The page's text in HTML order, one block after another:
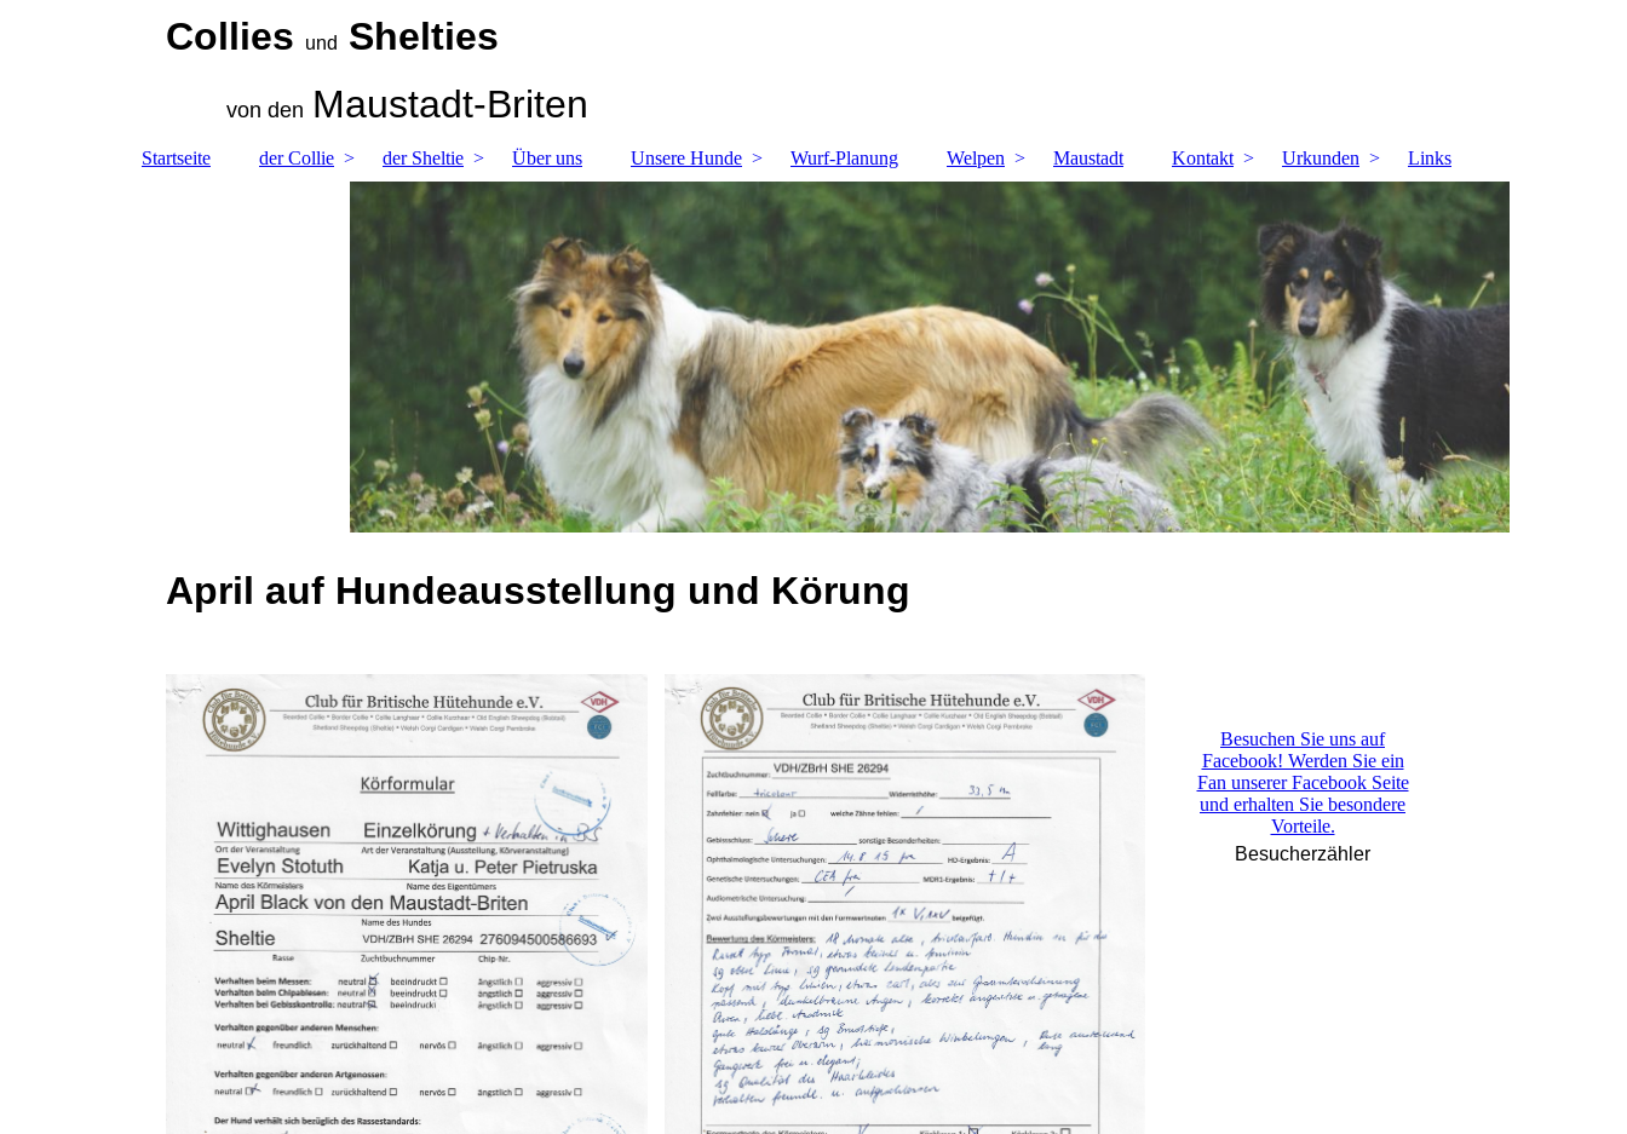
Collies und Shelties
von den Maustadt-Briten
Startseite der Collie der Sheltie Über uns Unsere Hunde Wurf-Planung Welpen Maustadt Kontakt Urkunden Links
April auf Hundeausstellung und Körung
Besuchen Sie uns auf
Facebook! Werden Sie ein
Fan unserer Facebook Seite
und erhalten Sie besondere
Vorteile.
Besucherzähler